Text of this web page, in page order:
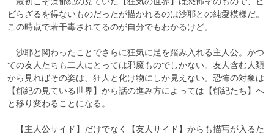
ビらざるを得ないものだったが描かれるのは沙耶との純愛模様だ。
この時点で若干毒されてるのが自分でもわかるけど。
沙耶と関わったことでさらに狂気に足を踏み入れる主人公。かつ
ての友人たちも二人にとっては邪魔ものでしかない。友人含む人類
から見ればその姿は、狂人と化け物にしか見えない。恐怖の対象は
【郁紀の見ている世界】から話の進み方によっては【郁紀たち】へ
と移り変わることになる。
【主人公サイド】だけでなく【友人サイド】からも描写が入るた